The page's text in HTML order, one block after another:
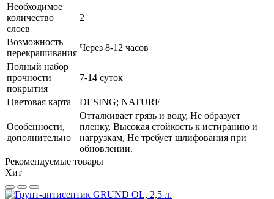
Необходимое
количество
слоев
2
Возможность
перекрашивания
Через 8-12 часов
Полный набор
прочности
покрытия
7-14 суток
Цветовая карта DESING; NATURE
Особенности,
дополнительно
Отталкивает грязь и воду, Не образует
пленку, Высокая стойкость к истиранию и
нагрузкам, Не требует шлифования при
обновлении.
Рекомендуемые товары
Хит